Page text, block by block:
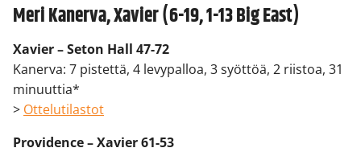
Meri Kanerva, Xavier (6-19, 1-13 Big East)
Xavier – Seton Hall 47-72
Kanerva: 7 pistettä, 4 levypalloa, 3 syöttöä, 2 riistoa, 31
minuuttia*
> Ottelutilastot
Providence – Xavier 61-53